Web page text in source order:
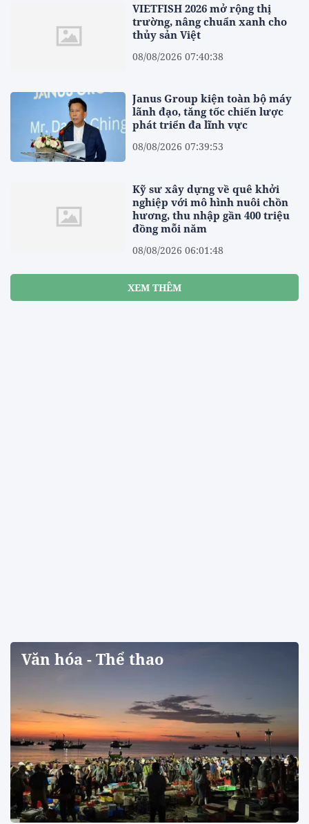
VIETFISH 2026 mở rộng thị
trường, nâng chuẩn xanh cho
thủy sản Việt
08/08/2026 07:40:38
Janus Group kiện toàn bộ máy
lãnh đạo, tăng tốc chiến lược
phát triển đa lĩnh vực
08/08/2026 07:39:53
Kỹ sư xây dựng về quê khởi
nghiệp với mô hình nuôi chồn
hương, thu nhập gần 400 triệu
đồng mỗi năm
08/08/2026 06:01:48
XEM THÊM
Văn hóa - Thể thao